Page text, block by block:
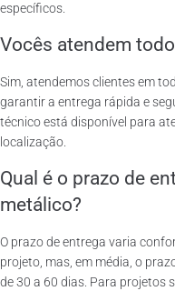
específicos.
Vocês atendem
Sim, atendemos clientes em
garantir a entrega rápida e
técnico está disponível para
localização.
Qual é o prazo de
metálico?
O prazo de entrega varia
projeto, mas, em média, o
de 30 a 60 dias. Para projetos